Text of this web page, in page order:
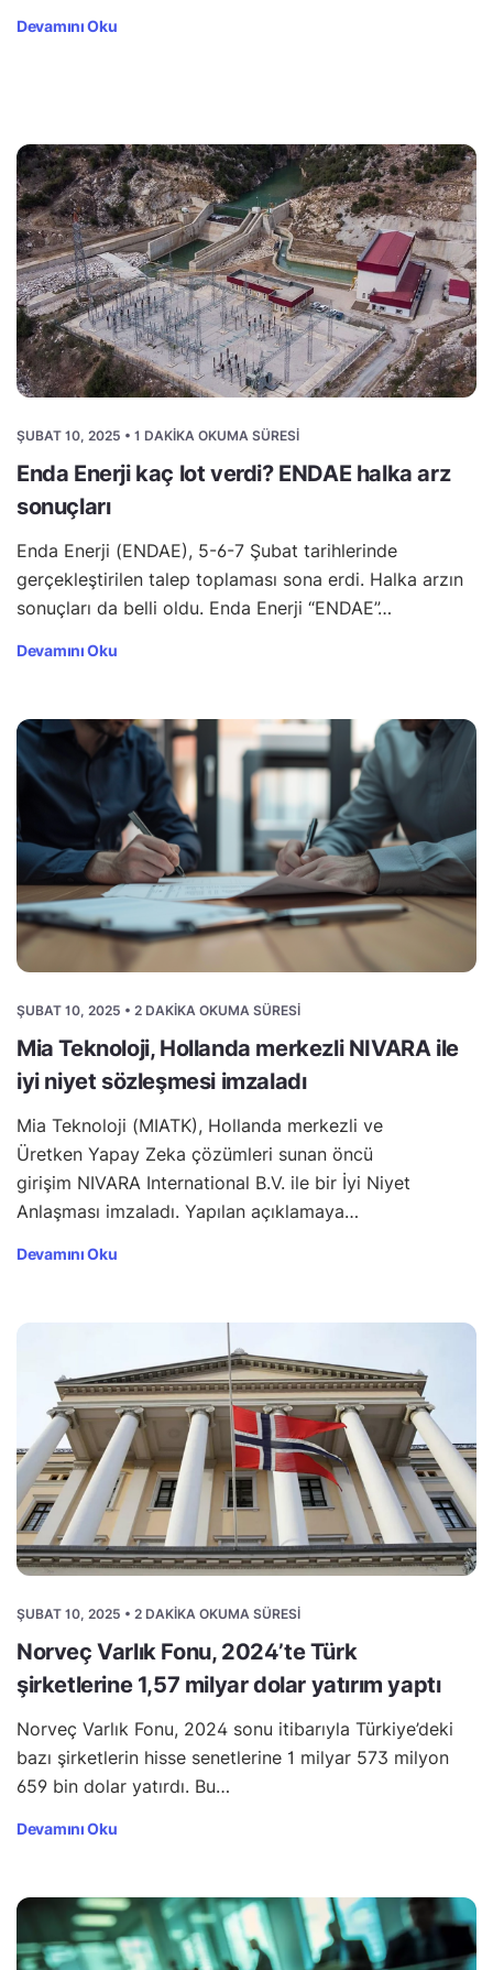
Devamını Oku
ŞUBAT 10, 2025 • 1 DAKIKA OKUMA SÜRESI
Enda Enerji kaç lot verdi? ENDAE halka arz
sonuçları
Enda Enerji (ENDAE), 5-6-7 Şubat tarihlerinde
gerçekleştirilen talep toplaması sona erdi. Halka arzın
sonuçları da belli oldu. Enda Enerji “ENDAE”…
Devamını Oku
ŞUBAT 10, 2025 • 2 DAKIKA OKUMA SÜRESI
Mia Teknoloji, Hollanda merkezli NIVARA ile
iyi niyet sözleşmesi imzaladı
Mia Teknoloji (MIATK), Hollanda merkezli ve
Üretken Yapay Zeka çözümleri sunan öncü
girişim NIVARA International B.V. ile bir İyi Niyet
Anlaşması imzaladı. Yapılan açıklamaya…
Devamını Oku
ŞUBAT 10, 2025 • 2 DAKIKA OKUMA SÜRESI
Norveç Varlık Fonu, 2024’te Türk
şirketlerine 1,57 milyar dolar yatırım yaptı
Norveç Varlık Fonu, 2024 sonu itibarıyla Türkiye’deki
bazı şirketlerin hisse senetlerine 1 milyar 573 milyon
659 bin dolar yatırdı. Bu…
Devamını Oku